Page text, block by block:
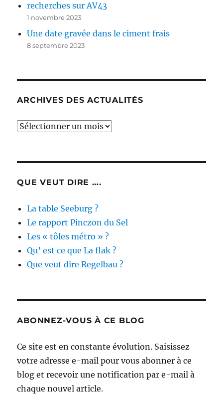
recherches sur AV43
1 novembre 2023
Une date gravée dans le ciment frais
8 septembre 2023
ARCHIVES DES ACTUALITÉS
Archives
QUE VEUT DIRE ….
La table Seeburg ?
Le rapport Pinczon du Sel
Les « tôles métro » ?
Qu’ est ce que La flak ?
Que veut dire Regelbau ?
ABONNEZ-VOUS À CE BLOG
Ce site est en constante évolution. Saisissez
votre adresse e-mail pour vous abonner à ce
blog et recevoir une notification par e-mail à
chaque nouvel article.